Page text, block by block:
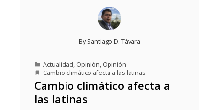
BySantiago D. Távara
Actualidad, Opinión, Opinión
Cambio climático afecta a las latinas
Cambio climático afecta a
las latinas